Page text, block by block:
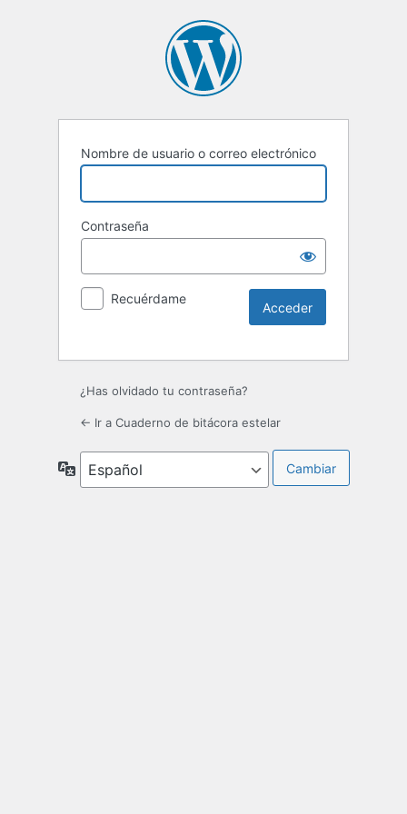
Nombre de usuario o correo electrónico
Contraseña
Recuérdame
¿Has olvidado tu contraseña?
← Ir a Cuaderno de bitácora estelar
Idioma